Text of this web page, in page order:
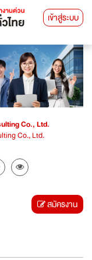
เข้าสู่ระบบ
Next
Co., Ltd.
Co., Ltd.
สมัครงาน